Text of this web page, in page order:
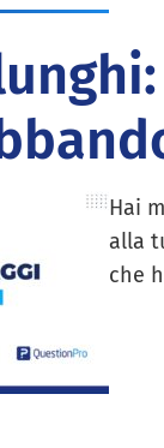
Hai
alla
che